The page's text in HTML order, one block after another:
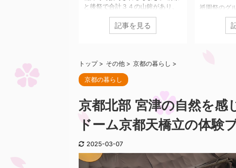
菊水鉾2025年 鯉
巨山2023年 伯牙
に参加する伯牙山 琴
伯牙が友人の死を嘆
祇園祭のグルメといえば、永楽屋
の水あずき、膳處漢ぽっちりのし
みだれ豚まん、亀屋良長の烏羽玉
氷など、祇園祭期間に合わせた限
とメディアでの露出は少なく、地
元民に聞いてもあまり知られてい
ないにも関わらず、開店前には数
百人の大行列ができるとのこと。
やはり、販売が年間で祇園祭の宵
山7/16のみというのが行列の要因
です。 行者餅は1806年に疫病が流
行した際、当店当主が大峰山（奈
り、現在は後祭の山鉾巡行に参加
する役行者山に供 ...
記事を見る
はなく、神
んな地域の
す。 それが
榊奉賛会、
泉正寺学区
された組織
おいて、神
によって道
ます。 かつ
西御座にそ
ましたが、
トップ > その他 > 京都の暮らし >
京都の暮らし
京都北部 宮津の自然を感
ドーム京都天橋立の体験
2025-03-07